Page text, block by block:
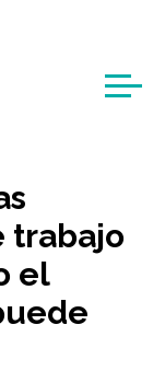
trabajo
el